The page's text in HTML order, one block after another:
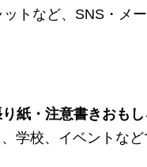
トなど、SNS・メ
紙・注意書きおも
学校、イベントな